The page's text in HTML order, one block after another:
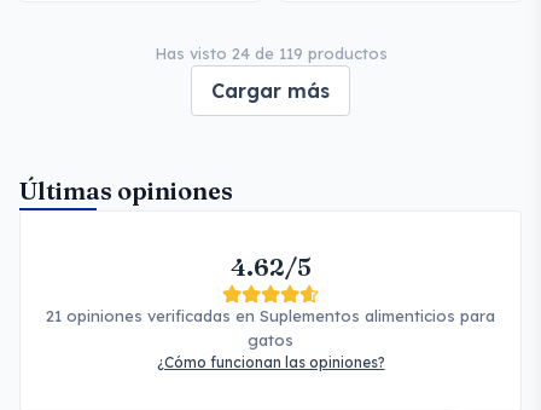
Has visto 24 de 119 productos
Cargar más
Últimas opiniones
4.62/5
21 opiniones verificadas en Suplementos alimenticios para
gatos
¿Cómo funcionan las opiniones?